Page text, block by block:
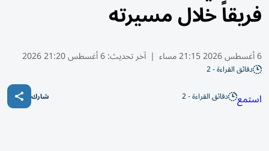
فريقاً خلال مسيرته
6 أغسطس 2026 21:15 مساء | آخر تحديث:6 أغسطس 21:20 2026
دقائق القراءة - 2
استمع دقائق القراءة - 2 شارك